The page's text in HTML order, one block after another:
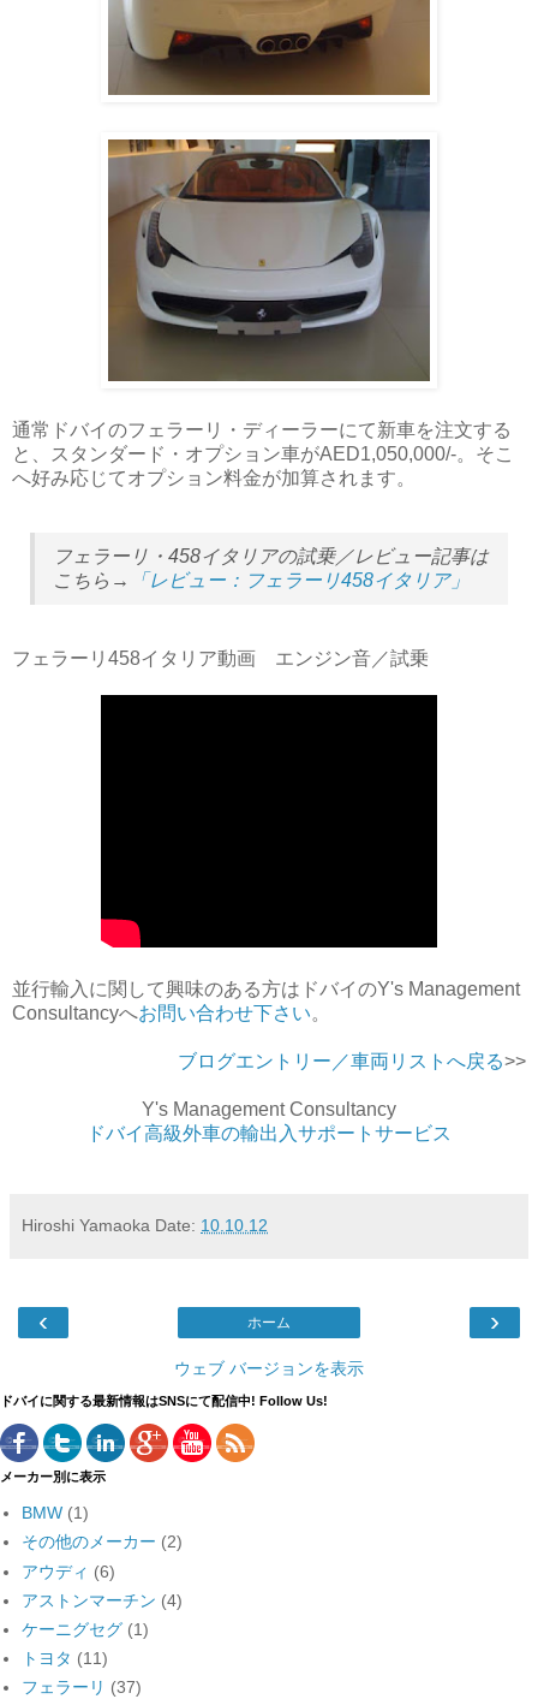
通常ドバイのフェラーリ・ディーラーにて新車を注文する
と、スタンダード・オプション車がAED1,050,000/-。そこ
へ好み応じてオプション料金が加算されます。
フェラーリ・458イタリアの試乗／レビュー記事は
こちら→
「レビュー：フェラーリ458イタリア」
フェラーリ458イタリア動画 エンジン音／試乗
並行輸入に関して興味のある方はドバイのY's Management
Consultancyへお問い合わせ下さい。
ブログエントリー／車両リストへ戻る>>
Y's Management Consultancy
ドバイ高級外車の輸出入サポートサービス
Hiroshi Yamaoka Date: 10.10.12
‹ ›
ホーム
ウェブ バージョンを表示
ドバイに関する最新情報はSNSにて配信中! Follow Us!
メーカー別に表示
BMW (1)
その他のメーカー (2)
アウディ (6)
アストンマーチン (4)
ケーニグセグ (1)
トヨタ (11)
フェラーリ (37)